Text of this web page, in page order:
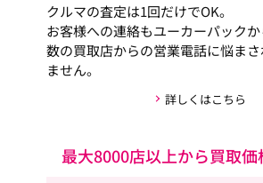
クルマの査定は1回だけでOK。
お客様への連絡もユーカーパック
数の買取店からの営業電話に悩ま
ません。
詳しくはこちら
最大8000店以上から買取価